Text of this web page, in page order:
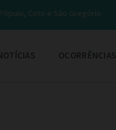
Coto e São Gregório
OCORRÊNCIAS